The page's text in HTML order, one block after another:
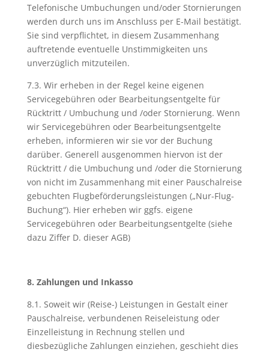
Telefonische Umbuchungen und/oder Stornierungen
werden durch uns im Anschluss per E-Mail bestätigt.
Sie sind verpflichtet, in diesem Zusammenhang
auftretende eventuelle Unstimmigkeiten uns
unverzüglich mitzuteilen.
7.3. Wir erheben in der Regel keine eigenen
Servicegebühren oder Bearbeitungsentgelte für
Rücktritt / Umbuchung und /oder Stornierung. Wenn
wir Servicegebühren oder Bearbeitungsentgelte
erheben, informieren wir sie vor der Buchung
darüber. Generell ausgenommen hiervon ist der
Rücktritt / die Umbuchung und /oder die Stornierung
von nicht im Zusammenhang mit einer Pauschalreise
gebuchten Flugbeförderungsleistungen („Nur-Flug-
Buchung“). Hier erheben wir ggfs. eigene
Servicegebühren oder Bearbeitungsentgelte (siehe
dazu Ziffer D. dieser AGB)
8. Zahlungen und Inkasso
8.1. Soweit wir (Reise-) Leistungen in Gestalt einer
Pauschalreise, verbundenen Reiseleistung oder
Einzelleistung in Rechnung stellen und
diesbezügliche Zahlungen einziehen, geschieht dies